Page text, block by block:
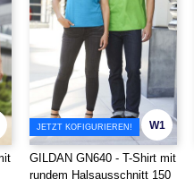
W1
JETZT KOFIGURIEREN!
GILDAN GN640 - T-Shirt mit
rundem Halsausschnitt 150